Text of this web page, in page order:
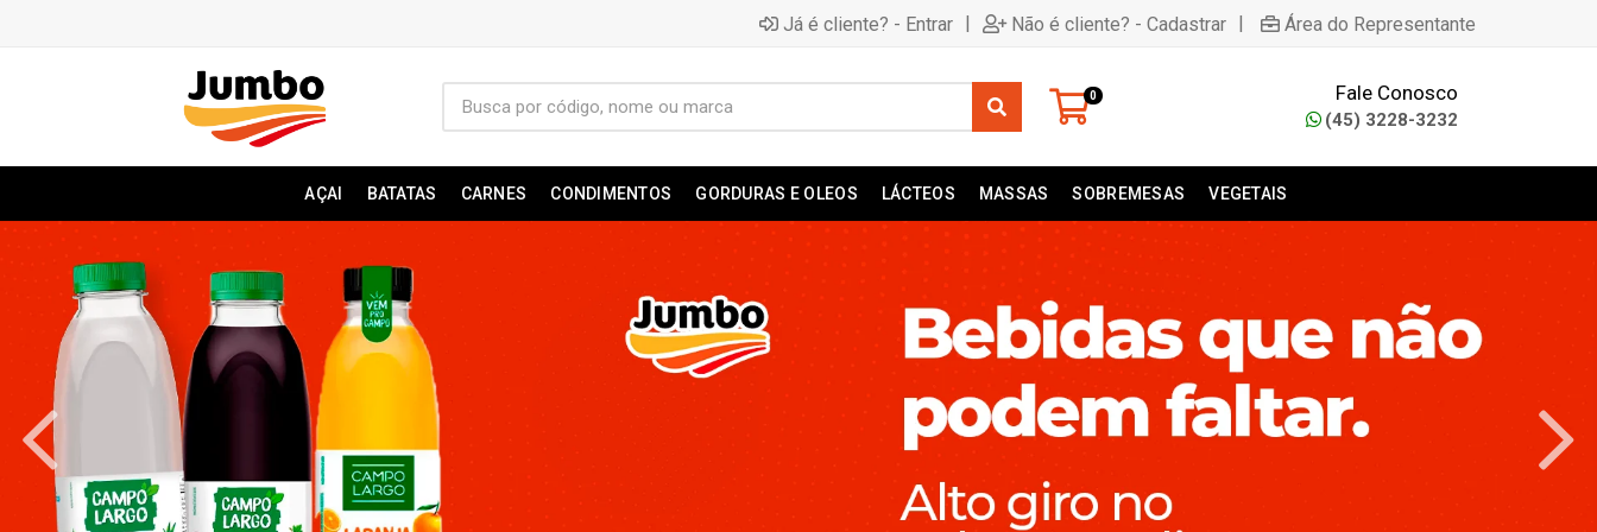
Já é cliente? - Entrar | Não é cliente? - Cadastrar | Área do Representante
0 Fale Conosco
(45) 3228-3232
AÇAI BATATAS CARNES CONDIMENTOS GORDURAS E OLEOS LÁCTEOS MASSAS SOBREMESAS VEGETAIS